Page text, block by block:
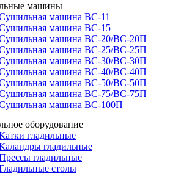
машины
машина ВС-11
машина ВС-15
машина ВС-20/ВС-20П
машина ВС-25/ВС-25П
машина ВС-30/ВС-30П
машина ВС-40/ВС-40П
машина ВС-50/ВС-50П
машина ВС-75/ВС-75П
машина ВС-100П
оборудование
гладильные
гладильные
гладильные
столы